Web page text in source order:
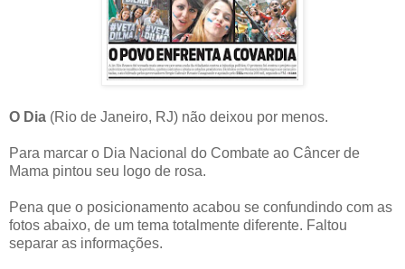
O Dia (Rio de Janeiro, RJ) não deixou por menos.
Para marcar o Dia Nacional do Combate ao Câncer de
Mama pintou seu logo de rosa.
Pena que o posicionamento acabou se confundindo com as
fotos abaixo, de um tema totalmente diferente. Faltou
separar as informações.